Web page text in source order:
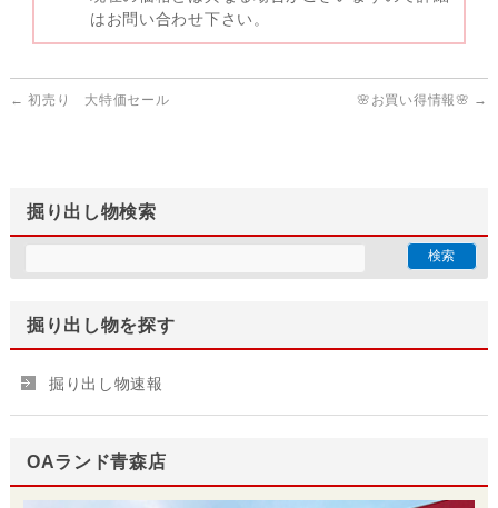
はお問い合わせ下さい。
← 初売り 大特価セール 🌸お買い得情報🌸 →
掘り出し物検索
掘り出し物を探す
掘り出し物速報
OAランド青森店